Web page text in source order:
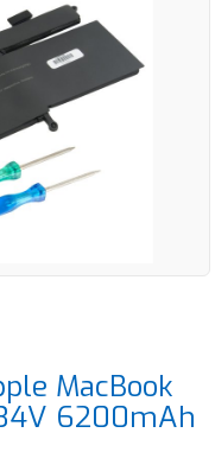
MacBook
6200mAh